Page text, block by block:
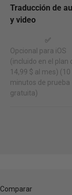
Traducción de
y video
✅
Opcional para iOS
(incluido en el plan
14,99 $ al mes) (10
minutos de prueba
gratuita)
Comparar